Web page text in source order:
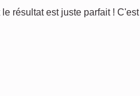
résultat est juste parfait !